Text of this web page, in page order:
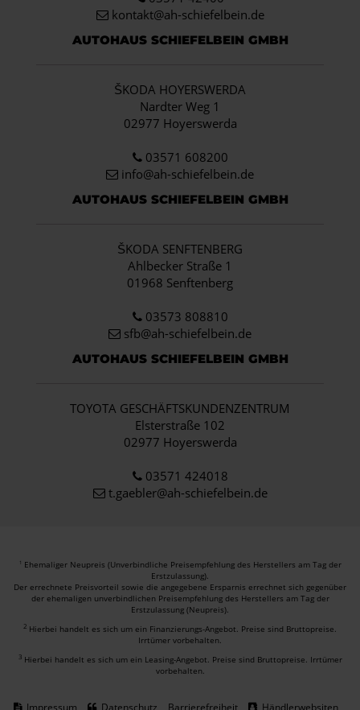
kontakt@ah-schiefelbein.de
AUTOHAUS SCHIEFELBEIN GMBH
ŠKODA HOYERSWERDA
Nardter Weg 1
02977 Hoyerswerda
03571 608200
info@ah-schiefelbein.de
AUTOHAUS SCHIEFELBEIN GMBH
ŠKODA SENFTENBERG
Ahlbecker Straße 1
01968 Senftenberg
03573 808810
sfb@ah-schiefelbein.de
AUTOHAUS SCHIEFELBEIN GMBH
TOYOTA GESCHÄFTSKUNDENZENTRUM
Elsterstraße 102
02977 Hoyerswerda
03571 424018
t.gaebler@ah-schiefelbein.de
1 Ehemaliger Neupreis (Unverbindliche Preisempfehlung des Herstellers am Tag der
Erstzulassung).
Der errechnete Preisvorteil sowie die angegebene Ersparnis errechnet sich gegenüber
der ehemaligen unverbindlichen Preisempfehlung des Herstellers am Tag der
Erstzulassung (Neupreis).
2 Hierbei handelt es sich um ein Finanzierungs-Angebot. Preise sind Bruttopreise.
Irrtümer vorbehalten.
3 Hierbei handelt es sich um ein Leasing-Angebot. Preise sind Bruttopreise. Irrtümer
vorbehalten.
Impressum Datenschutz Barrierefreiheit Händlerwebsiten